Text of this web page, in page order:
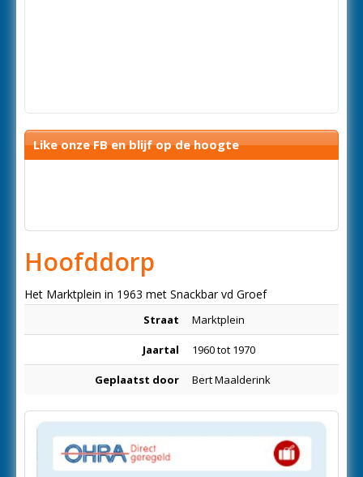
Like onze FB en blijf op de hoogte
Hoofddorp
Het Marktplein in 1963 met Snackbar vd Groef
Straat Marktplein
Jaartal 1960 tot 1970
Geplaatst door Bert Maalderink